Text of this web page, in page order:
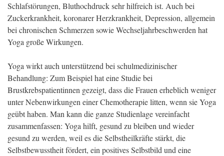
Schlafstörungen, Bluthochdruck sehr hilfreich ist. Auch bei
Zuckerkrankheit, koronarer Herzkrankheit, Depression, allgemein
bei chronischen Schmerzen sowie Wechseljahrbeschwerden hat
Yoga große Wirkungen.
Yoga wirkt auch unterstützend bei schulmedizinischer
Behandlung: Zum Beispiel hat eine Studie bei
Brustkrebspatientinnen gezeigt, dass die Frauen erheblich weniger
unter Nebenwirkungen einer Chemotherapie litten, wenn sie Yoga
geübt haben. Man kann die ganze Studienlage vereinfacht
zusammenfassen: Yoga hilft, gesund zu bleiben und wieder
gesund zu werden, weil es die Selbstheilkräfte stärkt, die
Selbstbewusstheit fördert, ein positives Selbstbild und eine